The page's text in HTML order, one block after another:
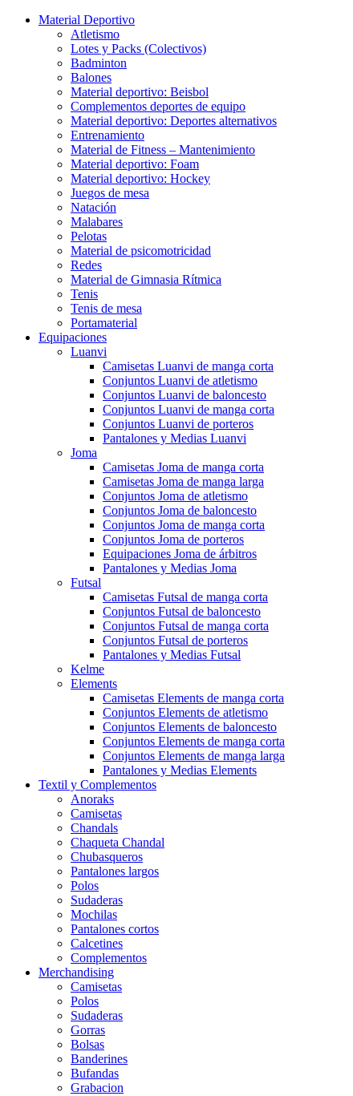
Material Deportivo
Atletismo
Lotes y Packs (Colectivos)
Badminton
Balones
Material deportivo: Beisbol
Complementos deportes de equipo
Material deportivo: Deportes alternativos
Entrenamiento
Material de Fitness – Mantenimiento
Material deportivo: Foam
Material deportivo: Hockey
Juegos de mesa
Natación
Malabares
Pelotas
Material de psicomotricidad
Redes
Material de Gimnasia Rítmica
Tenis
Tenis de mesa
Portamaterial
Equipaciones
Luanvi
Camisetas Luanvi de manga corta
Conjuntos Luanvi de atletismo
Conjuntos Luanvi de baloncesto
Conjuntos Luanvi de manga corta
Conjuntos Luanvi de porteros
Pantalones y Medias Luanvi
Joma
Camisetas Joma de manga corta
Camisetas Joma de manga larga
Conjuntos Joma de atletismo
Conjuntos Joma de baloncesto
Conjuntos Joma de manga corta
Conjuntos Joma de porteros
Equipaciones Joma de árbitros
Pantalones y Medias Joma
Futsal
Camisetas Futsal de manga corta
Conjuntos Futsal de baloncesto
Conjuntos Futsal de manga corta
Conjuntos Futsal de porteros
Pantalones y Medias Futsal
Kelme
Elements
Camisetas Elements de manga corta
Conjuntos Elements de atletismo
Conjuntos Elements de baloncesto
Conjuntos Elements de manga corta
Conjuntos Elements de manga larga
Pantalones y Medias Elements
Textil y Complementos
Anoraks
Camisetas
Chandals
Chaqueta Chandal
Chubasqueros
Pantalones largos
Polos
Sudaderas
Mochilas
Pantalones cortos
Calcetines
Complementos
Merchandising
Camisetas
Polos
Sudaderas
Gorras
Bolsas
Banderines
Bufandas
Grabacion